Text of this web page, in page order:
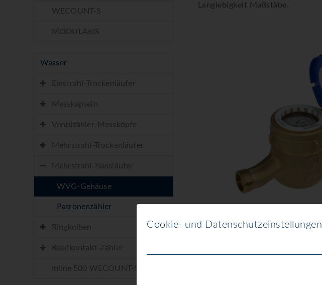
Cookie- und Datenschutzeinstellungen
Langlebigkeit Maßstäbe.
WECOUNT-S
MODULARIS
Wasser
Einstrahl-Trockenläufer
Messkapseln
Ventilzähler-Messköpfe
Mehrstrahl-Trockenläufer
Mehrstrahl-Nassläufer
WVG-Gehäuse
Patronenzähler
Ringkolben
Reedkontakt-Zähler
Inline 500 WECOUNT-S